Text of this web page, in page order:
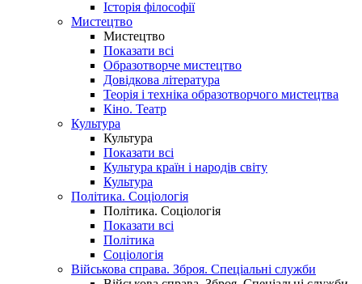
Історія філософії
Мистецтво
Мистецтво
Показати всі
Образотворче мистецтво
Довідкова література
Теорія і техніка образотворчого мистецтва
Кіно. Театр
Культура
Культура
Показати всі
Культура країн і народів світу
Культура
Політика. Соціологія
Політика. Соціологія
Показати всі
Політика
Соціологія
Військова справа. Зброя. Спеціальні служби